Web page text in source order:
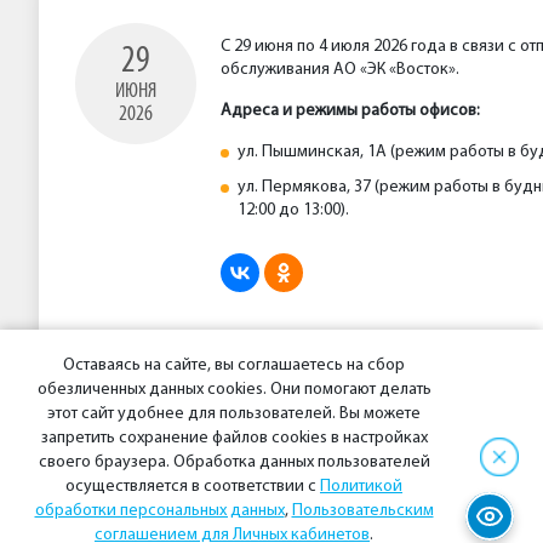
29
ИЮНЯ
2026
С 29 июня по 4 июля 2026 года в связи с
обслуживания АО «ЭК «Восток».
Адреса и режимы работы офисов:
ул. Пышминская, 1А (режим работы в
ул. Пермякова, 37 (режим работы в
12:00 до 13:00).
Предыдущая новость
© 2026 АО «Энергосбытовая компания «Восток»
Оставаясь на сайте, вы соглашаетесь на сбор
обезличенных данных cookies. Они помогают делать
этот сайт удобнее для пользователей. Вы можете
запретить сохранение файлов cookies в настройках
своего браузера. Обработка данных пользователей
осуществляется в соответствии с Политикой
обработки персональных данных, Пользовательским
соглашением для Личных кабинетов.